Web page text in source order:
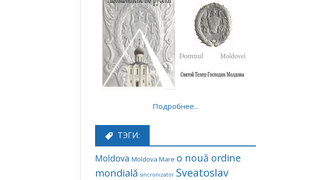
Подробнее...
ТЭГИ:
Moldova Moldova Mare o nouă ordine
mondială sincronizator Sveatoslav